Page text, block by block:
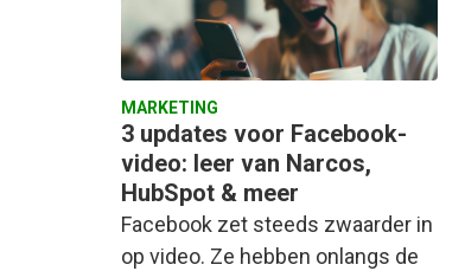
MARKETING
3 updates voor Facebook-
video: leer van Narcos,
HubSpot & meer
Facebook zet steeds zwaarder in
op video. Ze hebben onlangs de